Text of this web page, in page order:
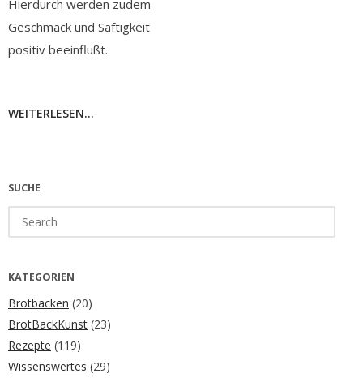
Hierdurch werden zudem
Geschmack und Saftigkeit
positiv beeinflußt.
WEITERLESEN...
SUCHE
for:
KATEGORIEN
Brotbacken (20)
BrotBackKunst (23)
Rezepte (119)
Wissenswertes (29)